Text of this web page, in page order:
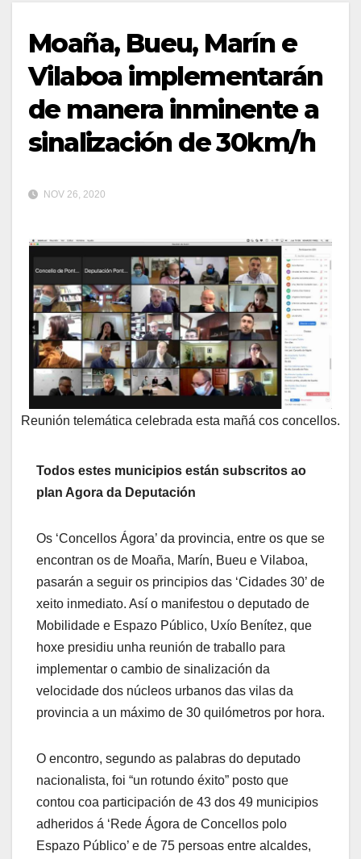
Moaña, Bueu, Marín e
Vilaboa implementarán
de manera inminente a
sinalización de 30km/h
NOV 26, 2020
Reunión telemática celebrada esta mañá cos concellos.
Todos estes municipios están subscritos ao
plan Agora da Deputación
Os ‘Concellos Ágora’ da provincia, entre os que se
encontran os de Moaña, Marín, Bueu e Vilaboa,
pasarán a seguir os principios das ‘Cidades 30’ de
xeito inmediato. Así o manifestou o deputado de
Mobilidade e Espazo Público, Uxío Benítez, que
hoxe presidiu unha reunión de traballo para
implementar o cambio de sinalización da
velocidade dos núcleos urbanos das vilas da
provincia a un máximo de 30 quilómetros por hora.
O encontro, segundo as palabras do deputado
nacionalista, foi “un rotundo éxito” posto que
contou coa participación de 43 dos 49 municipios
adheridos á ‘Rede Ágora de Concellos polo
Espazo Público’ e de 75 persoas entre alcaldes,